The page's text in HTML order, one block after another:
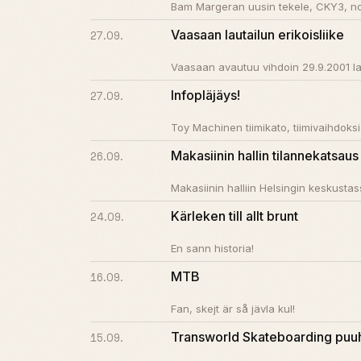
Bam Margeran uusin tekele, CKY3,
27.09. Vaasaan lautailun erikoisliike
Vaasaan avautuu vihdoin 29.9.2001
27.09. Infopläjäys!
Toy Machinen tiimikato,
26.09. Makasiinin hallin tilannekatsaus
Makasiinin halliin Helsingin
24.09. Kärleken till allt brunt
En sann historia!
16.09. MTB
Fan, skejt är så jävla kul!
15.09. Transworld Skateboarding